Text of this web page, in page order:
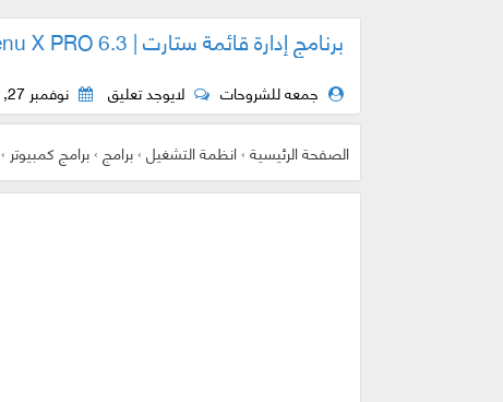
برنامج إدارة قائمة ستارت | Start Menu X PRO 6.3
جمعه للشروحات لايوجد تعليق نوفمبر 27, 2018
الصفحة الرئيسية›انظمة التشغيل›برامج›برامج كمبيوتر›